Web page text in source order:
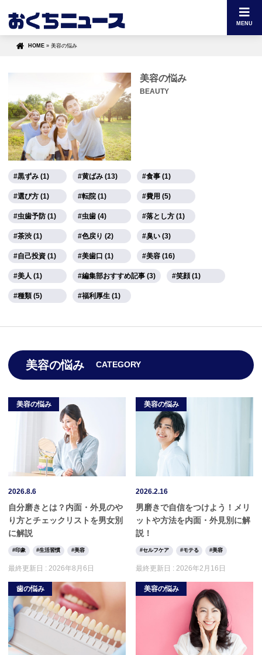
MENU
HOME » 美容の悩み
美容の悩み
BEAUTY
黒ずみ (1) 黄ばみ (13) 食事 (1)
選び方 (1) 転院 (1) 費用 (5)
虫歯予防 (1) 虫歯 (4) 落とし方 (1)
茶渋 (1) 色戻り (2) 臭い (3)
自己投資 (1) 美歯口 (1) 美容 (16)
美人 (1) 編集部おすすめ記事 (3) 笑顔 (1)
種類 (5) 福利厚生 (1)
美容の悩み CATEGORY
美容の悩み
2026.8.6
自分磨きとは？内面・外見のや
り方とチェックリストを男女別
に解説
印象 生活習慣 美容
最終更新日 : 2026年8月6日
美容の悩み
2026.2.16
男磨きで自信をつけよう！メリ
ットや方法を内面・外見別に解
説！
セルフケア モテる 美容
最終更新日 : 2026年2月16日
歯の悩み 美容の悩み